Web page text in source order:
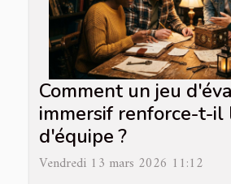
Comment un jeu
immersif renforce-t-il
d'équipe ?
Vendredi 13 mars 2026 11:12